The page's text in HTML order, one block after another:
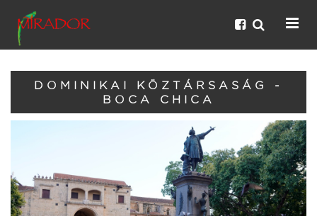
DOMINIKAI KÖZTÁRSASÁG -
BOCA CHICA